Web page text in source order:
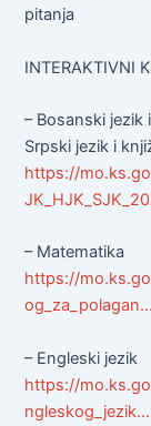
pitanja
INTERAKTIVNI
– Bosanski
Srpski jezik i
https://
– Matematika
https://
og_za_polagan…
– Engleski jezik
https://
ngleskog_jezik…